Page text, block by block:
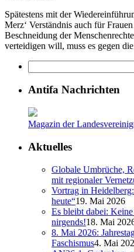
Spätestens mit der
Merz‘ Verständnis auch für
Beschneidung der
verteidigen will, muss es gegen
Antifa Nachrichten
Magazin der
Aktuelles
Globale Umbrüche,
mit regionaler
Vortrag in
heute“19. Mai 2026
Es bleibt dabei:
nirgends!18. Mai
8. Mai 2026:
Faschismus4. Mai